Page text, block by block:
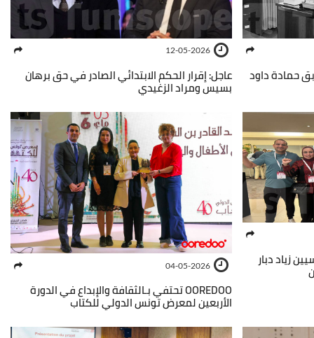
حمادة داود
12-05-2026
عاجل: إقرار الحكم الابتدائي الصادر في حق برهان
بسيس ومراد الزغيدي
زياد دبار 04-05-2026
OOREDOO تحتفي بـالثقافة والإبداع في الدورة
الأربعين لمعرض تونس الدولي للكتاب